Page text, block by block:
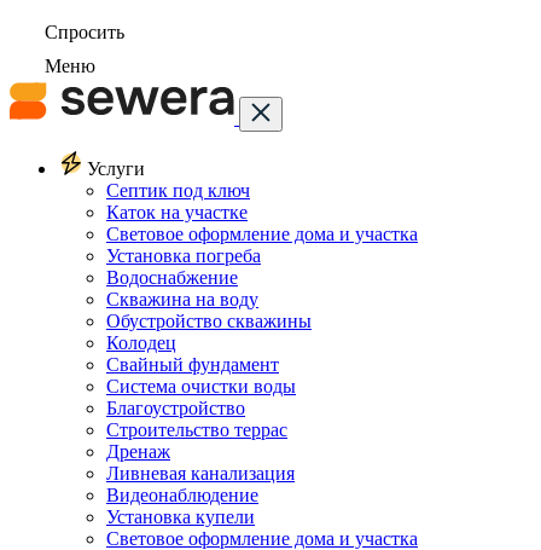
Спросить
Меню
Услуги
Септик под ключ
Каток на участке
Световое оформление дома и участка
Установка погреба
Водоснабжение
Скважина на воду
Обустройство скважины
Колодец
Свайный фундамент
Система очистки воды
Благоустройство
Строительство террас
Дренаж
Ливневая канализация
Видеонаблюдение
Установка купели
Световое оформление дома и участка